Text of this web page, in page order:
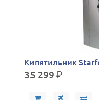
Кипятильник
35 299р.